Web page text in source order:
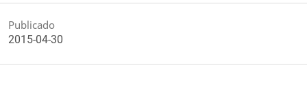
Publicado
2015-04-30